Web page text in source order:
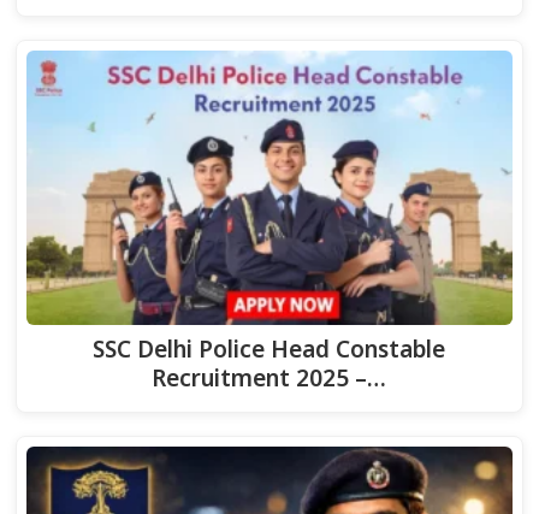
SSC Delhi Police Head Constable
Recruitment 2025 –…